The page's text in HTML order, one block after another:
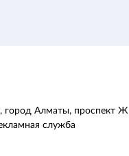
город Алматы,
служба